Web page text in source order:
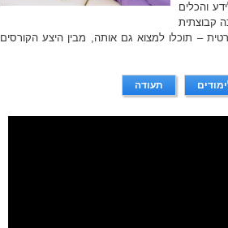
והכלים
קבוצתית
– תוכלו למצוא גם אותה, מבין היצע הקורסים
תעודה